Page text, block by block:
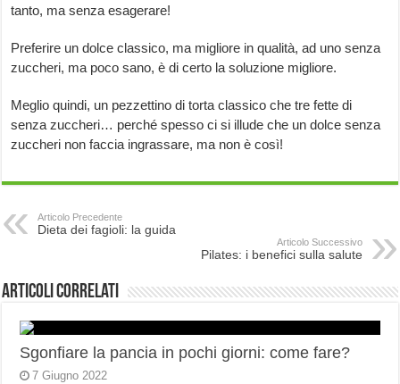
tanto, ma senza esagerare!
Preferire un dolce classico, ma migliore in qualità, ad uno senza
zuccheri, ma poco sano, è di certo la soluzione migliore.
Meglio quindi, un pezzettino di torta classico che tre fette di
senza zuccheri… perché spesso ci si illude che un dolce senza
zuccheri non faccia ingrassare, ma non è così!
Articolo Precedente
Dieta dei fagioli: la guida
Articolo Successivo
Pilates: i benefici sulla salute
Articoli correlati
Sgonfiare la pancia in pochi giorni: come fare?
7 Giugno 2022